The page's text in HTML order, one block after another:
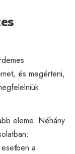
és megérteni,
eleme. Néhány
a